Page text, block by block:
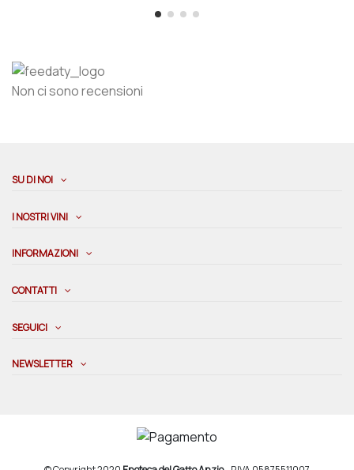
Non ci sono recensioni
SU DI NOI
I NOSTRI VINI
INFORMAZIONI
CONTATTI
SEGUICI
NEWSLETTER